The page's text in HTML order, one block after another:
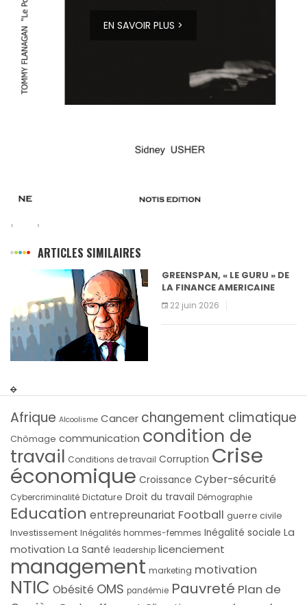
EN SAVOIR PLUS >
ARTICLES SIMILAIRES
GREENSPAN, « LE GURU » DE
LA FINANCE AMERICAINE
22 juin 2026
Afrique Alcoolisme Cancer changement climatique
Chômage communication condition de
travail Conditions de travail Corruption Crise
économique Croissance Cyber-sécurité
Cybercriminalité Dictature Droit du travail Démographie
Education entrepreunariat Football guerre civile
Investissement Inégalités hommes-femmes Inégalité sociale La
motivation La Santé leadership licenciement
management marketing motivation
NTIC Obésité OMS pandémie Pauvreté Plan de